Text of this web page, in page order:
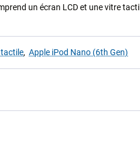
un écran LCD et une vitre
tactile, Apple iPod Nano (6th Gen)